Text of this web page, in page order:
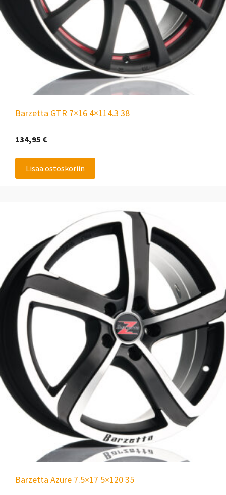
Barzetta GTR 7×16 4×114.3 38
134,95 €
Lisää ostoskoriin
Barzetta Azure 7.5×17 5×120 35